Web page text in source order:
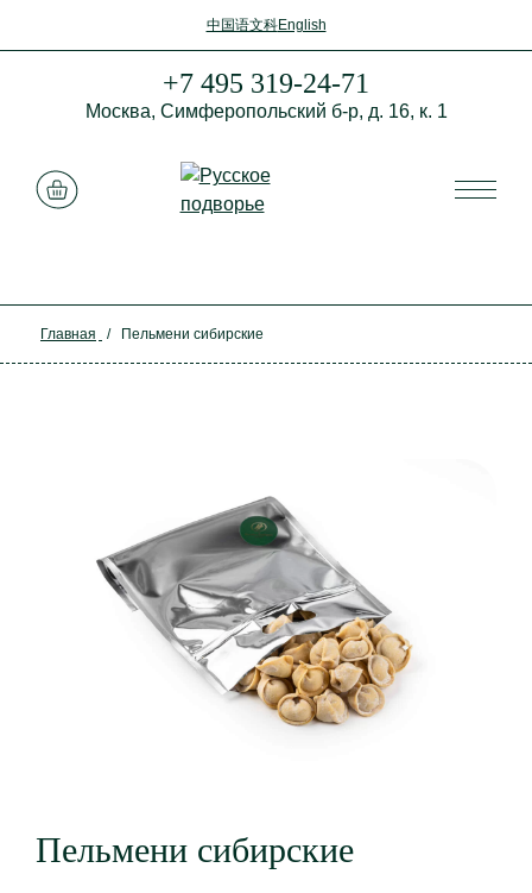
中国语文科English
+7 495 319-24-71
Москва, Симферопольский б-р, д. 16, к. 1
Смотреть корзину
Главная / Пельмени сибирские
Пельмени сибирские